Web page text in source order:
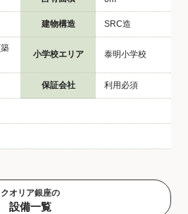
建物構造 SRC造
小学校エリア 泰明小学校
保証会社 利用必須
クオリア銀座の
設備一覧